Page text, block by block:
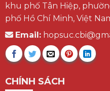
khu phố Tân Hiệp,
phố Hồ Chí Minh, Việt
Email:
CHÍNH SÁCH